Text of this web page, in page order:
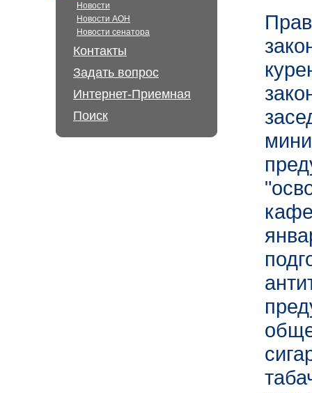
Новости
Новости АОН
Новости сенатора
Контакты
Задать вопрос
Интернет-Приемная
Поиск